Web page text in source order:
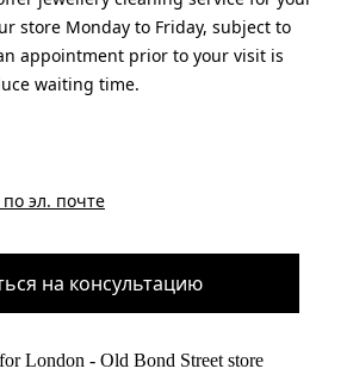
store Monday to Friday, subject to
appointment prior to your visit is
waiting time.
эл. почте
на консультацию